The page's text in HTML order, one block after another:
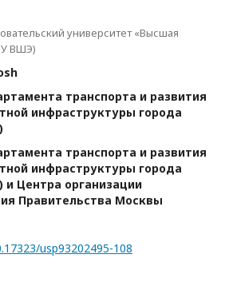
университет «Высшая
ВШЭ)
транспорта и развития
инфраструктуры города
транспорта и развития
инфраструктуры города
Центра организации
Правительства Москвы
usp93202495-108